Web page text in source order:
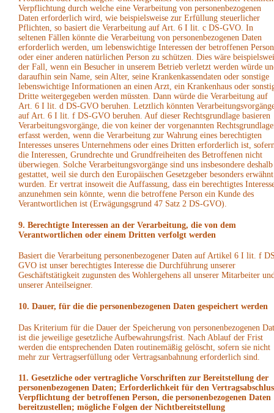
Verpflichtung durch welche eine Verarbeitung von personenbezogenen
Daten erforderlich wird, wie beispielsweise zur Erfüllung steuerlicher
Pflichten, so basiert die Verarbeitung auf Art. 6 I lit. c DS-GVO. In
seltenen Fällen könnte die Verarbeitung von personenbezogenen Daten
erforderlich werden, um lebenswichtige Interessen der betroffenen Person
oder einer anderen natürlichen Person zu schützen. Dies wäre
der Fall, wenn ein Besucher in unserem Betrieb verletzt werden würde
daraufhin sein Name, sein Alter, seine Krankenkassendaten oder sonstige
lebenswichtige Informationen an einen Arzt, ein Krankenhaus oder
Dritte weitergegeben werden müssten. Dann würde die Verarbeitung auf
Art. 6 I lit. d DS-GVO beruhen. Letztlich könnten
auf Art. 6 I lit. f DS-GVO beruhen. Auf dieser Rechtsgrundlage basieren
Verarbeitungsvorgänge, die von keiner der vorgenannten
erfasst werden, wenn die Verarbeitung zur Wahrung eines berechtigten
Interesses unseres Unternehmens oder eines Dritten erforderlich ist,
die Interessen, Grundrechte und Grundfreiheiten des Betroffenen nicht
überwiegen. Solche Verarbeitungsvorgänge sind uns insbesondere deshalb
gestattet, weil sie durch den Europäischen Gesetzgeber besonders erwähnt
wurden. Er vertrat insoweit die Auffassung, dass ein berechtigtes
anzunehmen sein könnte, wenn die betroffene Person ein Kunde des
Verantwortlichen ist (Erwägungsgrund 47 Satz 2 DS-GVO).
9. Berechtigte Interessen an der Verarbeitung, die von dem
Verantwortlichen oder einem Dritten verfolgt werden
Basiert die Verarbeitung personenbezogener Daten auf Artikel 6 I lit. f
GVO ist unser berechtigtes Interesse die Durchführung unserer
Geschäftstätigkeit zugunsten des Wohlergehens all unserer Mitarbeiter
unserer Anteilseigner.
10. Dauer, für die die personenbezogenen Daten gespeichert werden
Das Kriterium für die Dauer der Speicherung von personenbezogenen
ist die jeweilige gesetzliche Aufbewahrungsfrist. Nach Ablauf der Frist
werden die entsprechenden Daten routinemäßig gelöscht, sofern sie nicht
mehr zur Vertragserfüllung oder Vertragsanbahnung erforderlich sind.
11. Gesetzliche oder vertragliche Vorschriften zur Bereitstellung der
personenbezogenen Daten; Erforderlichkeit für den
Verpflichtung der betroffenen Person, die personenbezogenen Daten
bereitzustellen; mögliche Folgen der Nichtbereitstellung